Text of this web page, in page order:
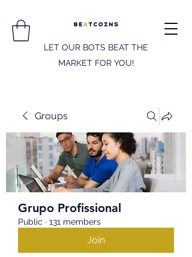
LET OUR BOTS BEAT THE
MARKET FOR YOU!
Groups
Grupo Profissional
Public · 131 members
Join